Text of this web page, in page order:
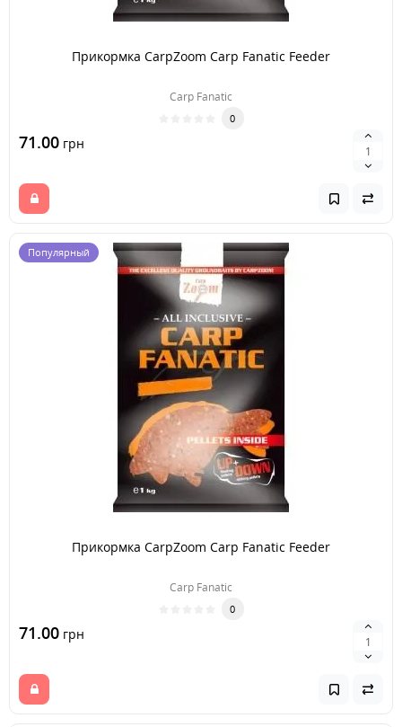
Прикормка CarpZoom Carp Fanatic Feeder
Carp Fanatic
0
71.00 грн
Популярный
Прикормка CarpZoom Carp Fanatic Feeder
Carp Fanatic
0
71.00 грн